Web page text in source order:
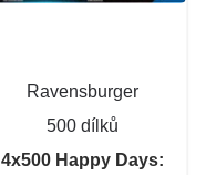
Ravensburger
500 dílků
4x500 Happy Days: